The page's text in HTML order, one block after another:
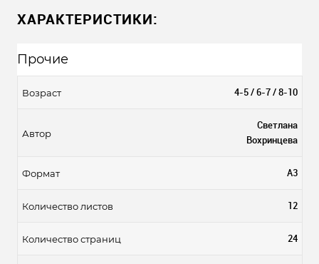
ХАРАКТЕРИСТИКИ:
Прочие
Возраст 4-5 / 6-7 / 8-10
Автор
Светлана
Вохринцева
Формат А3
Количество листов 12
Количество страниц 24